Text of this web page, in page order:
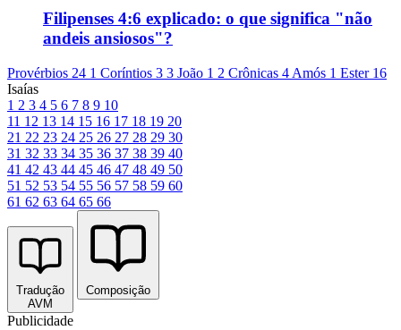
Filipenses 4:6 explicado: o que significa "não
andeis ansiosos"?
Provérbios 24 1 Coríntios 3 3 João 1 2 Crônicas 4 Amós 1 Ester 16
Isaías
1 2 3 4 5 6 7 8 9 10
11 12 13 14 15 16 17 18 19 20
21 22 23 24 25 26 27 28 29 30
31 32 33 34 35 36 37 38 39 40
41 42 43 44 45 46 47 48 49 50
51 52 53 54 55 56 57 58 59 60
61 62 63 64 65 66
Tradução
AVM
Composição
Publicidade